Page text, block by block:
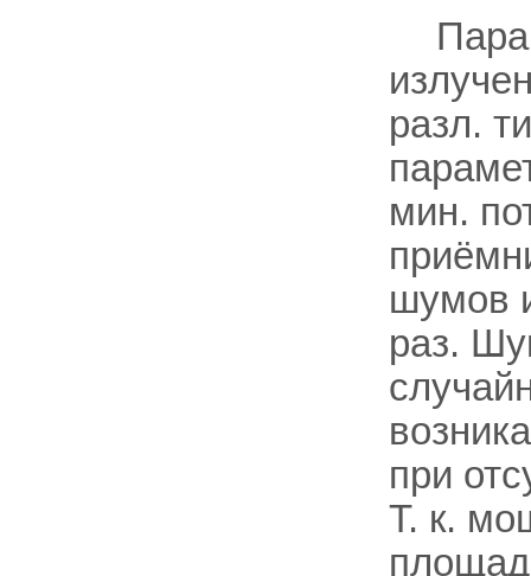
разл.
мин.
шумов
раз.
при
Т. к.